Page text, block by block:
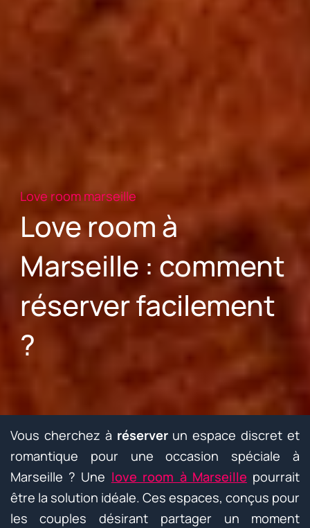
Love room marseille
Love room à
Marseille : comment
réserver facilement
?
Vous cherchez à réserverun espace discret et
romantique pour une occasion spéciale à
Marseille ? Une love room à Marseille pourrait
être la solution idéale. Ces espaces, conçus pour
les couples désirant partager un moment